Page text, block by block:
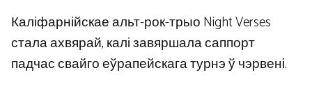
Каліфарнійскае альт-рок-трыо Night Verses
стала ахвярай, калі завяршала саппорт
падчас свайго еўрапейскага турнэ ў чэрвені.